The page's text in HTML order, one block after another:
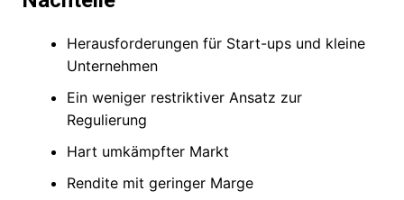
Herausforderungen für Start-ups und kleine
Unternehmen
Ein weniger restriktiver Ansatz zur
Regulierung
Hart umkämpfter Markt
Rendite mit geringer Marge